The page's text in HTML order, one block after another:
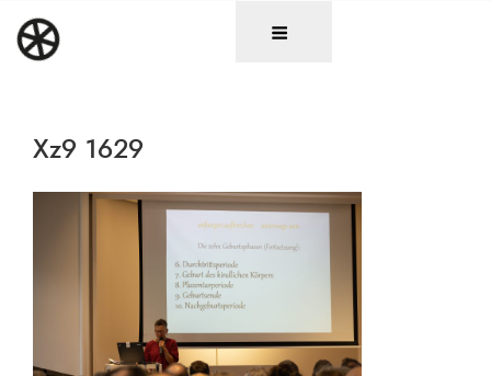
Inhalt
springen
Xz9 1629